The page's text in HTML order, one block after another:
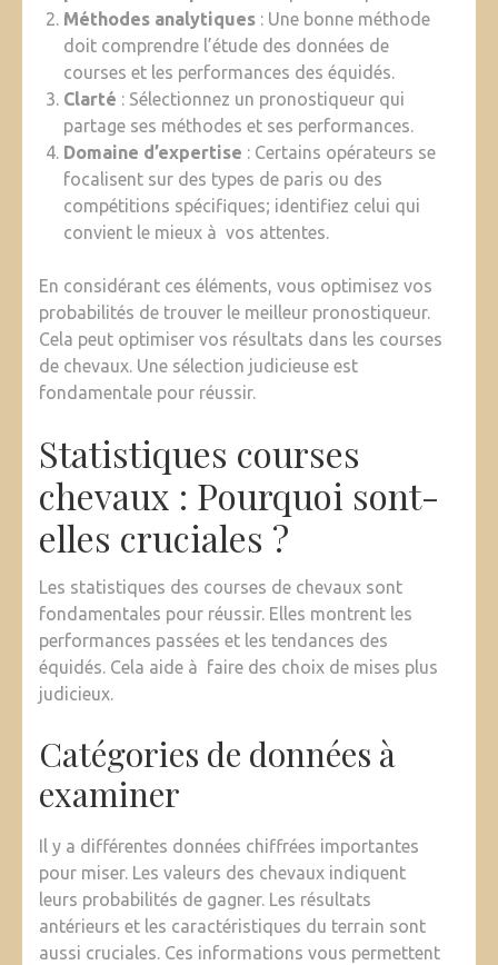
Méthodes analytiques : Une bonne méthode
doit comprendre l’étude des données de
courses et les performances des équidés.
Clarté : Sélectionnez un pronostiqueur qui
partage ses méthodes et ses performances.
Domaine d’expertise : Certains opérateurs se
focalisent sur des types de paris ou des
compétitions spécifiques; identifiez celui qui
convient le mieux à vos attentes.
En considérant ces éléments, vous optimisez vos
probabilités de trouver le meilleur pronostiqueur.
Cela peut optimiser vos résultats dans les courses
de chevaux. Une sélection judicieuse est
fondamentale pour réussir.
Statistiques courses
chevaux : Pourquoi sont-
elles cruciales ?
Les statistiques des courses de chevaux sont
fondamentales pour réussir. Elles montrent les
performances passées et les tendances des
équidés. Cela aide à faire des choix de mises plus
judicieux.
Catégories de données à
examiner
Il y a différentes données chiffrées importantes
pour miser. Les valeurs des chevaux indiquent
leurs probabilités de gagner. Les résultats
antérieurs et les caractéristiques du terrain sont
aussi cruciales. Ces informations vous permettent